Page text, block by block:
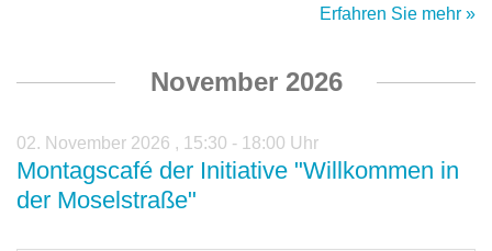
Erfahren Sie mehr »
November 2026
02. November 2026 , 15:30 - 18:00 Uhr
Montagscafé der Initiative "Willkommen in
der Moselstraße"